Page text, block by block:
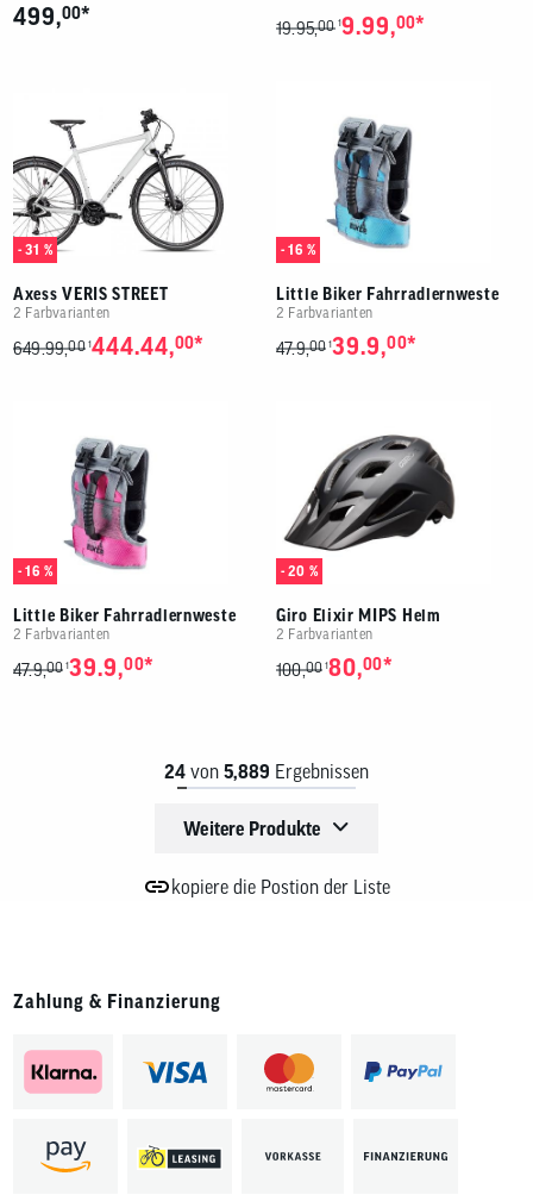
499,00* 19.95,00 19.99,00*
- 31 %
Axess VERIS STREET
2 Farbvarianten
649.99,00 1444.44,00*
- 16 %
Little Biker Fahrradlernweste
2 Farbvarianten
47.9,00 139.9,00*
- 16 %
Little Biker Fahrradlernweste
2 Farbvarianten
47.9,00 139.9,00*
- 20 %
Giro Elixir MIPS Helm
2 Farbvarianten
100,00 180,00*
24 von 5,889 Ergebnissen
Weitere Produkte
kopiere die Postion der Liste
Zahlung & Finanzierung